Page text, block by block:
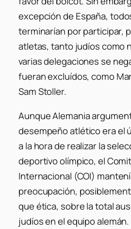
excepción de España,
terminarían por participar,
atletas, tanto judíos como
varias delegaciones se
fueran excluídos, como
Sam Stoller.
Aunque Alemania
desempeño atlético era el
a la hora de realizar la
deportivo olímpico, el
Internacional (COI)
preocupación,
que ética, sobre la total
judíos en el equipo